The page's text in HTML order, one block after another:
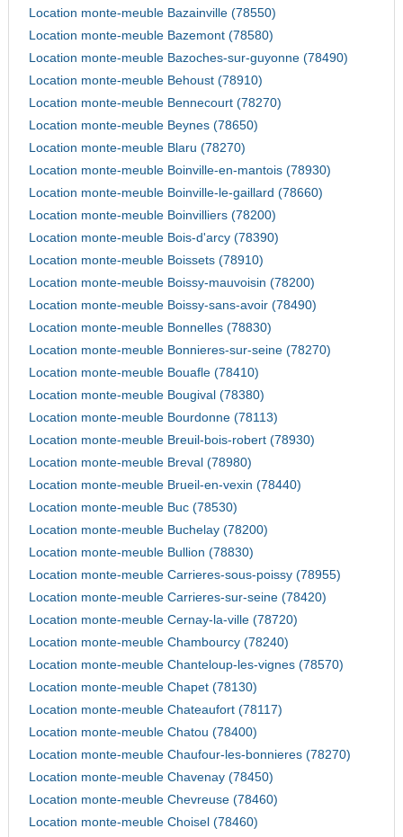
Location monte-meuble Bazainville (78550)
Location monte-meuble Bazemont (78580)
Location monte-meuble Bazoches-sur-guyonne (78490)
Location monte-meuble Behoust (78910)
Location monte-meuble Bennecourt (78270)
Location monte-meuble Beynes (78650)
Location monte-meuble Blaru (78270)
Location monte-meuble Boinville-en-mantois (78930)
Location monte-meuble Boinville-le-gaillard (78660)
Location monte-meuble Boinvilliers (78200)
Location monte-meuble Bois-d'arcy (78390)
Location monte-meuble Boissets (78910)
Location monte-meuble Boissy-mauvoisin (78200)
Location monte-meuble Boissy-sans-avoir (78490)
Location monte-meuble Bonnelles (78830)
Location monte-meuble Bonnieres-sur-seine (78270)
Location monte-meuble Bouafle (78410)
Location monte-meuble Bougival (78380)
Location monte-meuble Bourdonne (78113)
Location monte-meuble Breuil-bois-robert (78930)
Location monte-meuble Breval (78980)
Location monte-meuble Brueil-en-vexin (78440)
Location monte-meuble Buc (78530)
Location monte-meuble Buchelay (78200)
Location monte-meuble Bullion (78830)
Location monte-meuble Carrieres-sous-poissy (78955)
Location monte-meuble Carrieres-sur-seine (78420)
Location monte-meuble Cernay-la-ville (78720)
Location monte-meuble Chambourcy (78240)
Location monte-meuble Chanteloup-les-vignes (78570)
Location monte-meuble Chapet (78130)
Location monte-meuble Chateaufort (78117)
Location monte-meuble Chatou (78400)
Location monte-meuble Chaufour-les-bonnieres (78270)
Location monte-meuble Chavenay (78450)
Location monte-meuble Chevreuse (78460)
Location monte-meuble Choisel (78460)